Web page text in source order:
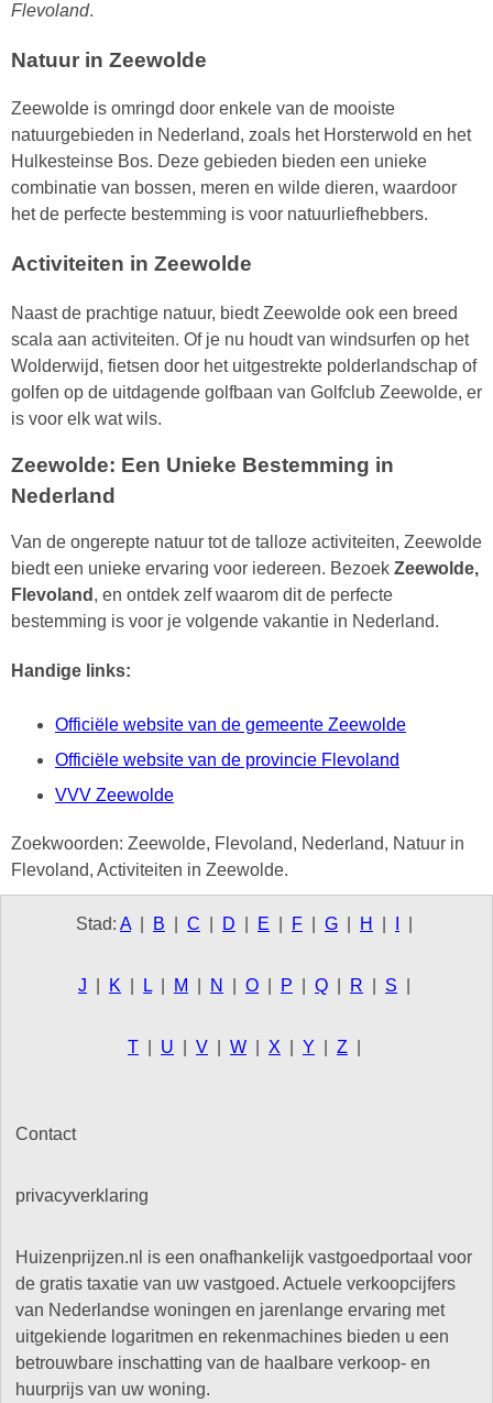
Flevoland.
Natuur in Zeewolde
Zeewolde is omringd door enkele van de mooiste
natuurgebieden in Nederland, zoals het Horsterwold en het
Hulkesteinse Bos. Deze gebieden bieden een unieke
combinatie van bossen, meren en wilde dieren, waardoor
het de perfecte bestemming is voor natuurliefhebbers.
Activiteiten in Zeewolde
Naast de prachtige natuur, biedt Zeewolde ook een breed
scala aan activiteiten. Of je nu houdt van windsurfen op het
Wolderwijd, fietsen door het uitgestrekte polderlandschap of
golfen op de uitdagende golfbaan van Golfclub Zeewolde, er
is voor elk wat wils.
Zeewolde: Een Unieke Bestemming in
Nederland
Van de ongerepte natuur tot de talloze activiteiten, Zeewolde
biedt een unieke ervaring voor iedereen. Bezoek Zeewolde,
Flevoland , en ontdek zelf waarom dit de perfecte
bestemming is voor je volgende vakantie in Nederland.
Handige links:
Officiële website van de gemeente Zeewolde
Officiële website van de provincie Flevoland
VVV Zeewolde
Zoekwoorden: Zeewolde, Flevoland, Nederland, Natuur in
Flevoland, Activiteiten in Zeewolde.
Stad: A B C D E F G H
J K L M N O P Q R S
T U V W X Y Z
Contact
privacyverklaring
Huizenprijzen.nl is een onafhankelijk vastgoedportaal voor
de gratis taxatie van uw vastgoed. Actuele verkoopcijfers
van Nederlandse woningen en jarenlange ervaring met
uitgekiende logaritmen en rekenmachines bieden u een
betrouwbare inschatting van de haalbare verkoop- en
huurprijs van uw woning.